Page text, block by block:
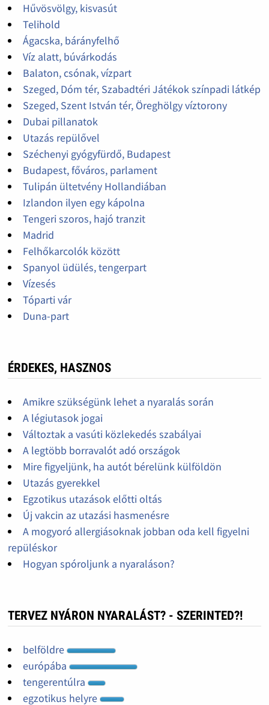
Hűvösvölgy, kisvasút
Telihold
Ágacska, bárányfelhő
Víz alatt, búvárkodás
Balaton, csónak, vízpart
Szeged, Dóm tér, Szabadtéri Játékok színpadi látkép
Szeged, Szent István tér, Öreghölgy víztorony
Dubai pillanatok
Utazás repülővel
Széchenyi gyógyfürdő, Budapest
Budapest, főváros, parlament
Tulipán ültetvény Hollandiában
Izlandon ilyen egy kápolna
Tengeri szoros, hajó tranzit
Madrid
Felhőkarcolók között
Spanyol üdülés, tengerpart
Vízesés
Tóparti vár
Duna-part
ÉRDEKES, HASZNOS
Amikre szükségünk lehet a nyaralás során
A légiutasok jogai
Változtak a vasúti közlekedés szabályai
A legtöbb borravalót adó országok
Mire figyeljünk, ha autót bérelünk külföldön
Utazás gyerekkel
Egzotikus utazások előtti oltás
Új vakcin az utazási hasmenésre
A mogyoró allergiásoknak jobban oda kell figyelni
repüléskor
Hogyan spóroljunk a nyaraláson?
TERVEZ NYÁRON NYARALÁST? - SZERINTED?!
belföldre
európába
tengerentúlra
egzotikus helyre